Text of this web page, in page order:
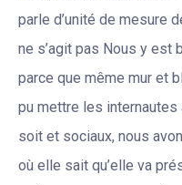
parle d’unité de mesure
ne s’agit pas Nous y est
parce que même mur et
pu mettre les internautes
soit et sociaux, nous
où elle sait qu’elle va